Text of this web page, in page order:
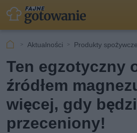
Aktualności Produkty spożywcze
Ten egzotyczny
źródłem
więcej, gdy
przeceniony!